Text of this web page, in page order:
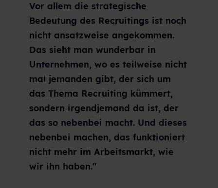
Vor allem die strategische
Bedeutung des Recruitings ist noch
nicht ansatzweise angekommen.
Das sieht man wunderbar in
Unternehmen, wo es teilweise nicht
mal jemanden gibt, der sich um
das Thema Recruiting kümmert,
sondern irgendjemand da ist, der
das so nebenbei macht. Und dieses
nebenbei machen, das funktioniert
nicht mehr im Arbeitsmarkt, wie
wir ihn haben."